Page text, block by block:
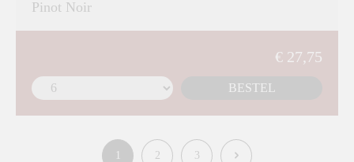
Pinot Noir
€ 27,75
BESTEL
1 2 3